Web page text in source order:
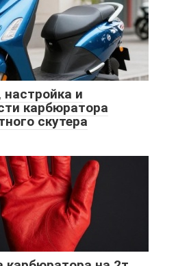
и
карбюратора
скутера